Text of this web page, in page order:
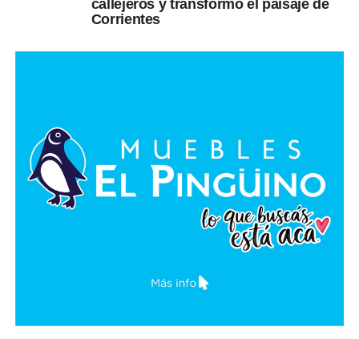
callejeros y transformó el paisaje de
Corrientes